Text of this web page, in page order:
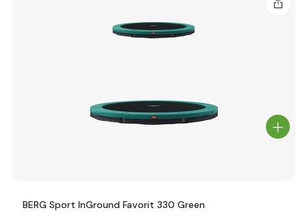
BERG Sport InGround Favorit 330 Green